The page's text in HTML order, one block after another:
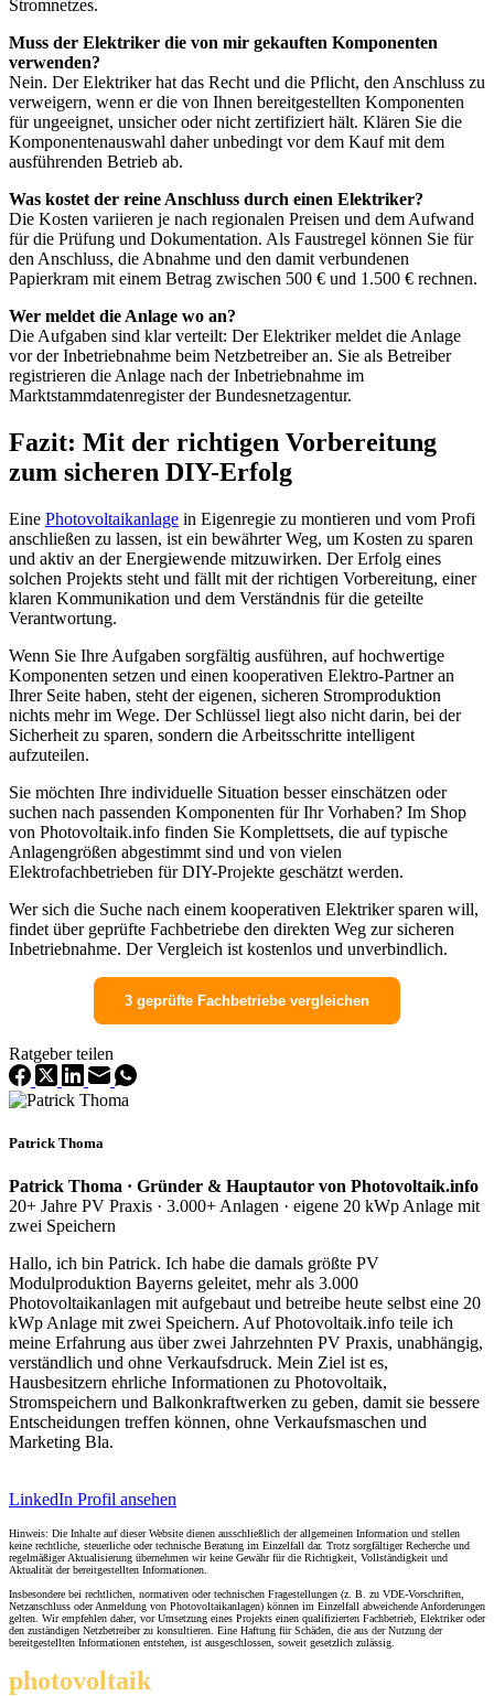
Stromnetzes.
Muss der Elektriker die von mir gekauften Komponenten
verwenden?
Nein. Der Elektriker hat das Recht und die Pflicht, den Anschluss zu
verweigern, wenn er die von Ihnen bereitgestellten Komponenten
für ungeeignet, unsicher oder nicht zertifiziert hält. Klären Sie die
Komponentenauswahl daher unbedingt vor dem Kauf mit dem
ausführenden Betrieb ab.
Was kostet der reine Anschluss durch einen Elektriker?
Die Kosten variieren je nach regionalen Preisen und dem Aufwand
für die Prüfung und Dokumentation. Als Faustregel können Sie für
den Anschluss, die Abnahme und den damit verbundenen
Papierkram mit einem Betrag zwischen 500 € und 1.500 € rechnen.
Wer meldet die Anlage wo an?
Die Aufgaben sind klar verteilt: Der Elektriker meldet die Anlage
vor der Inbetriebnahme beim Netzbetreiber an. Sie als Betreiber
registrieren die Anlage nach der Inbetriebnahme im
Marktstammdatenregister der Bundesnetzagentur.
Fazit: Mit der richtigen Vorbereitung
zum sicheren DIY-Erfolg
Eine Photovoltaikanlage in Eigenregie zu montieren und vom Profi
anschließen zu lassen, ist ein bewährter Weg, um Kosten zu sparen
und aktiv an der Energiewende mitzuwirken. Der Erfolg eines
solchen Projekts steht und fällt mit der richtigen Vorbereitung, einer
klaren Kommunikation und dem Verständnis für die geteilte
Verantwortung.
Wenn Sie Ihre Aufgaben sorgfältig ausführen, auf hochwertige
Komponenten setzen und einen kooperativen Elektro-Partner an
Ihrer Seite haben, steht der eigenen, sicheren Stromproduktion
nichts mehr im Wege. Der Schlüssel liegt also nicht darin, bei der
Sicherheit zu sparen, sondern die Arbeitsschritte intelligent
aufzuteilen.
Sie möchten Ihre individuelle Situation besser einschätzen oder
suchen nach passenden Komponenten für Ihr Vorhaben? Im Shop
von Photovoltaik.info finden Sie Komplettsets, die auf typische
Anlagengrößen abgestimmt sind und von vielen
Elektrofachbetrieben für DIY-Projekte geschätzt werden.
Wer sich die Suche nach einem kooperativen Elektriker sparen will,
findet über geprüfte Fachbetriebe den direkten Weg zur sicheren
Inbetriebnahme. Der Vergleich ist kostenlos und unverbindlich.
3 geprüfte Fachbetriebe vergleichen
Ratgeber teilen
Patrick Thoma
Patrick Thoma · Gründer & Hauptautor von Photovoltaik.info
20+ Jahre PV Praxis · 3.000+ Anlagen · eigene 20 kWp Anlage mit
zwei Speichern
Hallo, ich bin Patrick. Ich habe die damals größte PV
Modulproduktion Bayerns geleitet, mehr als 3.000
Photovoltaikanlagen mit aufgebaut und betreibe heute selbst eine 20
kWp Anlage mit zwei Speichern. Auf Photovoltaik.info teile ich
meine Erfahrung aus über zwei Jahrzehnten PV Praxis, unabhängig,
verständlich und ohne Verkaufsdruck. Mein Ziel ist es,
Hausbesitzern ehrliche Informationen zu Photovoltaik,
Stromspeichern und Balkonkraftwerken zu geben, damit sie bessere
Entscheidungen treffen können, ohne Verkaufsmaschen und
Marketing Bla.
LinkedIn Profil ansehen
Hinweis: Die Inhalte auf dieser Website dienen ausschließlich der allgemeinen Information und stellen
keine rechtliche, steuerliche oder technische Beratung im Einzelfall dar. Trotz sorgfältiger Recherche und
regelmäßiger Aktualisierung übernehmen wir keine Gewähr für die Richtigkeit, Vollständigkeit und
Aktualität der bereitgestellten Informationen.
Insbesondere bei rechtlichen, normativen oder technischen Fragestellungen (z. B. zu VDE-Vorschriften,
Netzanschluss oder Anmeldung von Photovoltaikanlagen) können im Einzelfall abweichende Anforderungen
gelten. Wir empfehlen daher, vor Umsetzung eines Projekts einen qualifizierten Fachbetrieb, Elektriker oder
den zuständigen Netzbetreiber zu konsultieren. Eine Haftung für Schäden, die aus der Nutzung der
bereitgestellten Informationen entstehen, ist ausgeschlossen, soweit gesetzlich zulässig.
photovoltaik